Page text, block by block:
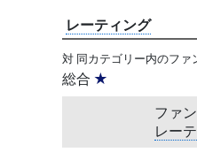
レーティング
対 同カテゴリー内のファ
総合 ★
ファ
レー